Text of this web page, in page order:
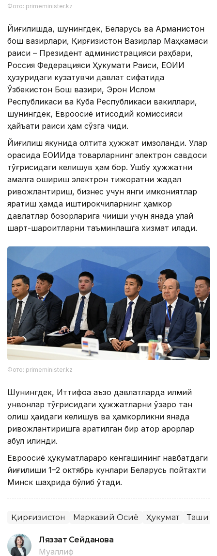
Фото: primeminister.kz
Йиғилишда, шунингдек, Беларусь ва Арманистон
бош вазирлари, Қирғизистон Вазирлар Маҳкамаси
раиси – Президент администрацияси раҳбари,
Россия Федерацияси Ҳукумати Раиси, ЕОИИ
ҳузуридаги кузатувчи давлат сифатида
Ўзбекистон Бош вазири, Эрон Ислом
Республикаси ва Куба Республикаси вакиллари,
шунингдек, Евроосиё иқтисодий комиссияси
ҳайъати раиси ҳам сўзга чиқди.
Йиғилиш якунида олтита ҳужжат имзоланди. Улар
орасида ЕОИИда товарларнинг электрон савдоси
тўғрисидаги келишув ҳам бор. Ушбу ҳужжатни
амалга ошириш электрон тижоратни жадал
ривожлантириш, бизнес учун янги имкониятлар
яратиш ҳамда иштирокчиларнинг ҳамкор
давлатлар бозорларига чиқиши учун янада қулай
шарт-шароитларни таъминлашга хизмат қилади.
Фото: primeminister.kz
Шунингдек, Иттифоққа аъзо давлатларда илмий
унвонлар тўғрисидаги ҳужжатларни ўзаро тан
олиш ҳақидаги келишув ва ҳамкорликни янада
ривожлантиришга қаратилган бир қатор қарорлар
қабул қилинди.
Евроосиё ҳукуматлараро кенгашининг навбатдаги
йиғилиши 1–2 октябрь кунлари Беларусь пойтахти
Минск шаҳрида бўлиб ўтади.
Қирғизистон Марказий Осиё Ҳукумат Ташқи
Ляззат Сейданова
Муаллиф